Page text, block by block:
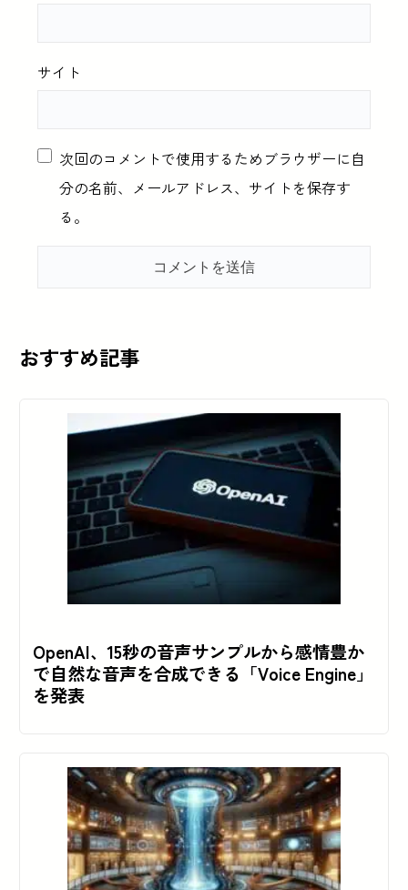
サイト
次回のコメントで使用するためブラウザーに自
分の名前、メールアドレス、サイトを保存す
る。
おすすめ記事
OpenAI、15秒の音声サンプルから感情豊か
で自然な音声を合成できる「Voice Engine」
を発表